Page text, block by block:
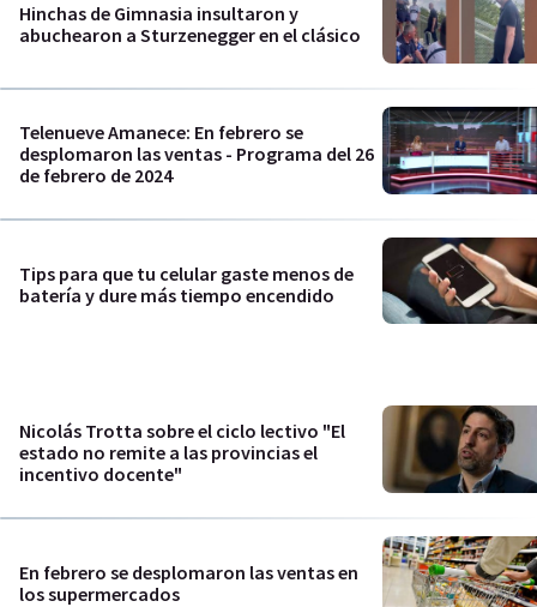
Hinchas de Gimnasia insultaron y
abuchearon a Sturzenegger en el clásico
Telenueve Amanece: En febrero se
desplomaron las ventas - Programa del 26
de febrero de 2024
Tips para que tu celular gaste menos de
batería y dure más tiempo encendido
Nicolás Trotta sobre el ciclo lectivo "El
estado no remite a las provincias el
incentivo docente"
En febrero se desplomaron las ventas en
los supermercados